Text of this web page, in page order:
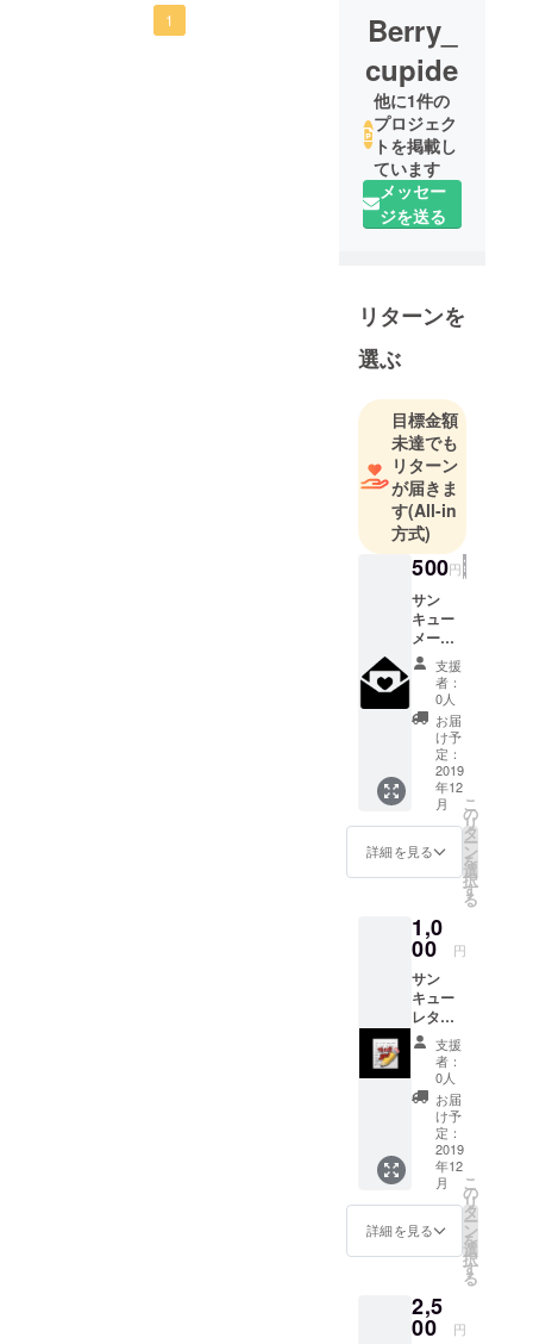
1
Berry_
cupide
他に1件の
プロジェク
トを掲載し
ています
メッセー
ジを送る
リターンを
選ぶ
目標金額
未達でも
リターン
が届きま
す(All-in
方式)
500円
サン
キュー
メール
メン
バーの
代表か
ら心を
込めた
メッ
セージ
を送ら
せてい
ただき
ます。
支援
者：
0人
お届
け予
定：
2019
年12
月
詳細を見る
こ
の
リ
タ
ー
ン
を
選
択
す
る
1,0
00 円
サン
キュー
レター
メン
バー全
員から
感謝の
気持ち
を込め
たお手
紙を郵
便にて
お送り
しま
す。
支援
者：
0人
お届
け予
定：
2019
年12
月
詳細を見る
こ
の
リ
タ
ー
ン
を
選
択
す
る
2,5
00 円